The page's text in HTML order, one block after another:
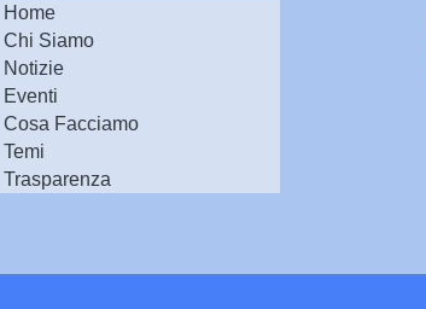
Home
Chi Siamo
Notizie
Eventi
Cosa Facciamo
Temi
Trasparenza